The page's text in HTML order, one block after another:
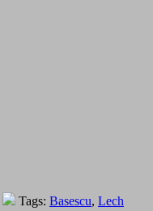
Tags: Basescu, Lech